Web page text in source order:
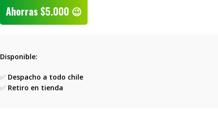
Ahorras $5.000 😉
Disponible:
✅ Despacho a todo chile
✅ Retiro en tienda